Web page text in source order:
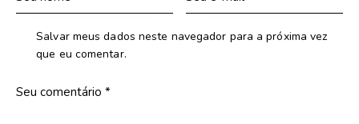
Salvar meus dados neste navegador para a próxima vez
que eu comentar.